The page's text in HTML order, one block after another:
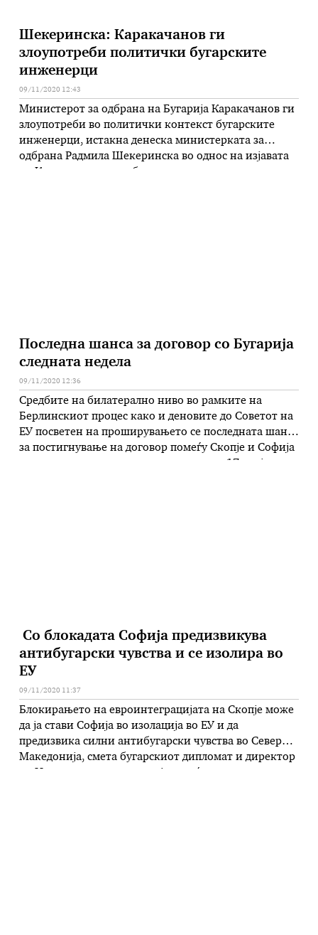
Шекеринска: Каракачанов ги
злоупотреби политички бугарските
инженерци
09/11/2020 12:43
Министерот за одбрана на Бугарија Каракачанов ги
злоупотреби во политички контекст бугарските
инженерци, истакна денеска министерката за
одбрана Радмила Шекеринска во однос на изјавата
Последна шанса за договор со Бугарија
следната недела
09/11/2020 12:36
Средбите на билатерално ниво во рамките на
Берлинскиот процес како и деновите до Советот на
ЕУ посветен на проширувањето се последната шанса
за постигнување на договор помеѓу Скопје и Софија
Со блокадата Софија предизвикува
антибугарски чувства и се изолира во
ЕУ
09/11/2020 11:37
Блокирањето на евроинтеграцијата на Скопје може
да ја стави Софија во изолација во ЕУ и да
предизвика силни антибугарски чувства во Северна
Македонија, смета бугарскиот дипломат и директор